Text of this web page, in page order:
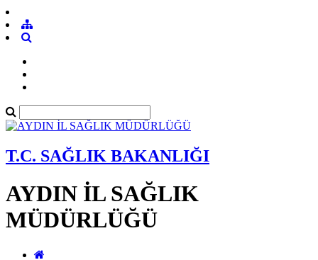
T.C. SAĞLIK BAKANLIĞI
AYDIN İL SAĞLIK
MÜDÜRLÜĞÜ